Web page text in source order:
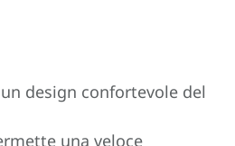
design confortevole del
una veloce